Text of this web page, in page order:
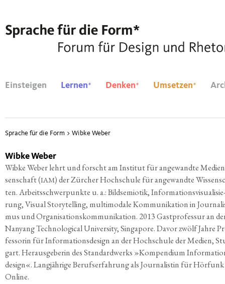
Einsteigen Lernen* Denken* Umsetzen*
Sprache für die Form > Wibke Weber
Wibke Weber
Wib­ke Weber lehrt und forscht am Insti­tut für ange­wand­te
sen­schaft (IAM) der Zür­cher Hoch­schu­le für ange­wand­te
ten. Arbeits­schwer­punk­te u. a.: Bild­se­mio­tik, Infor­ma­ti­ons­vi­sua­li­sie­
rung, Visu­al Sto­rytel­ling, mul­ti­mo­da­le Kom­mu­ni­ka­ti­on in
mus und Orga­ni­sa­ti­ons­kom­mu­ni­ka­ti­on. 2013 Gast­pro­fes­sur an
Nan­yang Tech­no­lo­gi­cal Uni­ver­si­ty, Sin­ga­po­re. Davor zwölf Jah­re
fes­so­rin für Infor­ma­ti­ons­de­sign an der Hoch­schu­le der Medi­en,
gart. Her­aus­ge­be­rin des Stan­dard­werks »Kom­pen­di­um
de­sign«. Lang­jäh­ri­ge Berufs­er­fah­rung als Jour­na­lis­tin für
Online.